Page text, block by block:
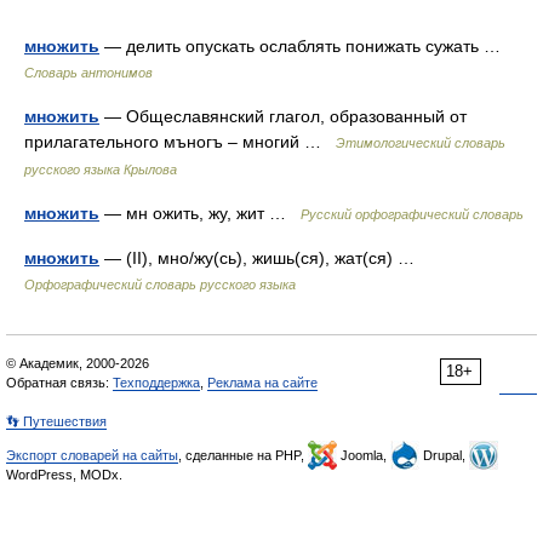
множить — делить опускать ослаблять понижать сужать …
Словарь антонимов
множить — Общеславянский глагол, образованный от
прилагательного мъногъ – многий …
Этимологический словарь
русского языка Крылова
множить — мн ожить, жу, жит … Русский орфографический словарь
множить — (II), мно/жу(сь), жишь(ся), жат(ся) …
Орфографический словарь русского языка
18+
© Академик, 2000-2026
Обратная связь: Техподдержка Реклама на сайте
👣 Путешествия
Экспорт словарей на сайты , сделанные на PHP, Joomla,
Drupal,
WordPress, MODx.